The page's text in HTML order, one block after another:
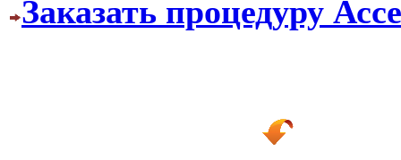
Заказать процедуру